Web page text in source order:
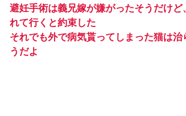
避妊手術は義兄嫁が嫌がったそうだけど
れて行くと約束した
それでも外で病気貰ってしまった猫は治
うだよ